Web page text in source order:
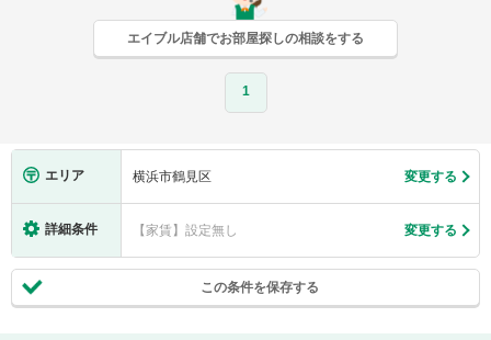
エイブル店舗でお部屋探しの相談をする
1
エリア 横浜市鶴見区 変更する
詳細条件 【家賃】設定無し 変更する
この条件を保存する